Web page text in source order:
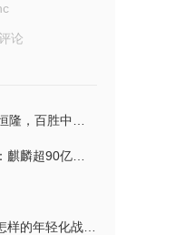
论
减岗位计划发布，秋天第一杯奶茶爆单
何超300亿资本一周内“疯抢”VMS？
年轻化战略？